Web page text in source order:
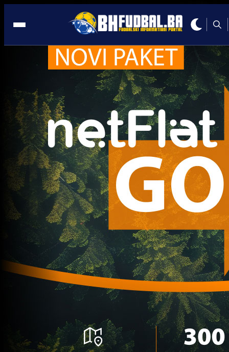
Marko Livaja
A Selekcija
Džeko i Livaja skupa u Splitu, jesu li dogovorili
transfer?!
1 godina 1 mjesec